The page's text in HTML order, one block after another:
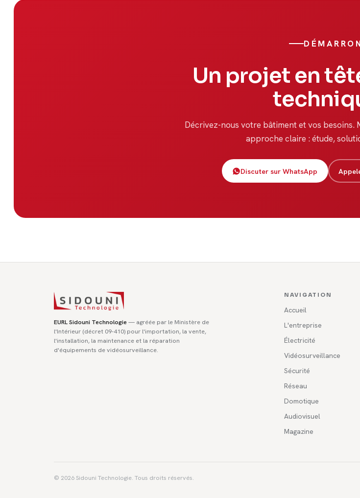
Un projet en
Décrivez-nous votre bâtiment et vos besoins.
approche claire : étude,
Discuter sur WhatsApp
EURL Sidouni Technologie— agréée par le Ministère de
l'Intérieur (décret 09-410) pour l'importation, la vente,
l'installation, la maintenance et la réparation
d'équipements de vidéosurveillance.
NAVIGATION
Accueil
L'entreprise
Électricité
Vidéosurveillance
Sécurité
Réseau
Domotique
Audiovisuel
Magazine
© 2026Sidouni Technologie. Tous droits réservés.